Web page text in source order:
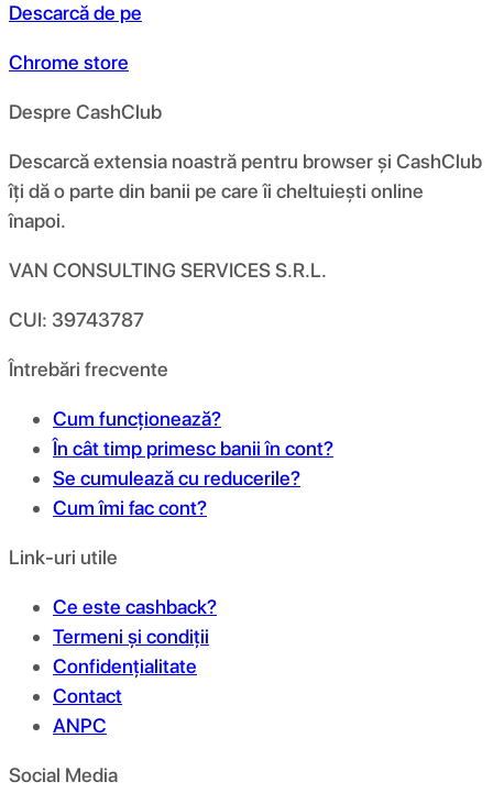
Descarcă de pe
Chrome store
Despre CashClub
Descarcă extensia noastră pentru browser și CashClub
îți dă o parte din banii pe care îi cheltuiești online
înapoi.
VAN CONSULTING SERVICES S.R.L.
CUI: 39743787
Întrebări frecvente
Cum funcționează?
În cât timp primesc banii în cont?
Se cumulează cu reducerile?
Cum îmi fac cont?
Link-uri utile
Ce este cashback?
Termeni și condiții
Confidențialitate
Contact
ANPC
Social Media